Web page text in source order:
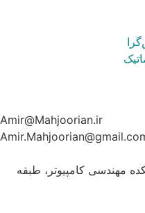
Amir@Mahjoorian.ir
مهندسی کامپیوتر، طبقه